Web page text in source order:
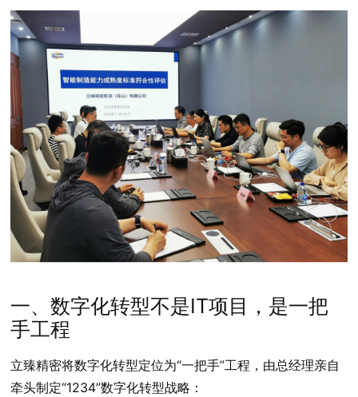
一、数字化转型不是IT项目，是一把
手工程
立臻精密将数字化转型定位为“一把手”工程，由总经理亲自
牵头制定“1234”数字化转型战略：